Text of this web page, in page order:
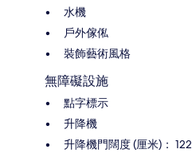
水機
戶外傢俬
裝飾藝術風格
無障礙設施
點字標示
升降機
升降機門闊度 (厘米)： 122